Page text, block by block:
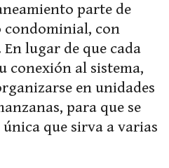
parte de
condominial, con
lugar de que cada
conexión al sistema,
en unidades
para que se
que sirva a varias